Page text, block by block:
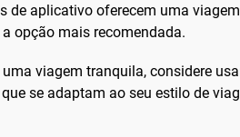
de aplicativo oferecem uma
opção mais recomendada.
viagem tranquila, considere
se adaptam ao seu estilo de